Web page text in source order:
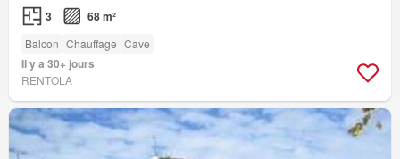
3 68 m²
Balcon Chauffage Cave
Il y a 30+ jours
RENTOLA